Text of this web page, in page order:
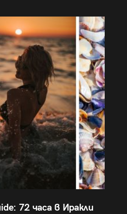
72 часа в Иракли